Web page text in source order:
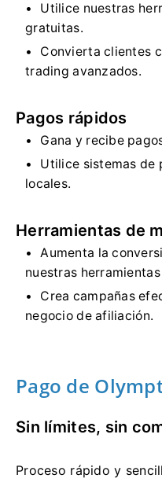
Utilice nuestras
gratuitas.
Convierta clientes
trading avanzados.
Pagos rápidos
Gana y recibe
Utilice sistemas de
locales.
Herramientas de
Aumenta la
nuestras
Crea campañas
negocio de afiliación.
Pago de
Sin límites, sin
Proceso rápido y